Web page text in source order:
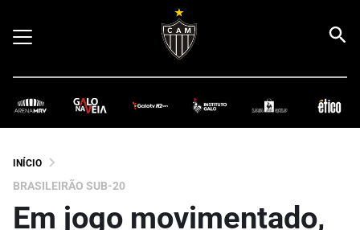
INÍCIO
BRASILEIRÃO SUB-20
Em jogo movimentado,